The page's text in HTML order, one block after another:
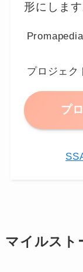
形にします
プロジェク
プ
マイルスト